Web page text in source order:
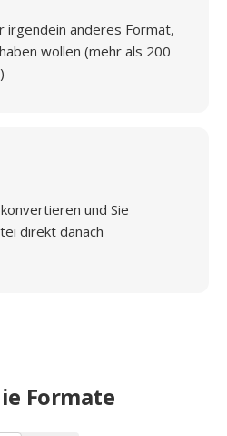
irgendein anderes Format,
wollen (mehr als 200
und Sie
direkt danach
Formate